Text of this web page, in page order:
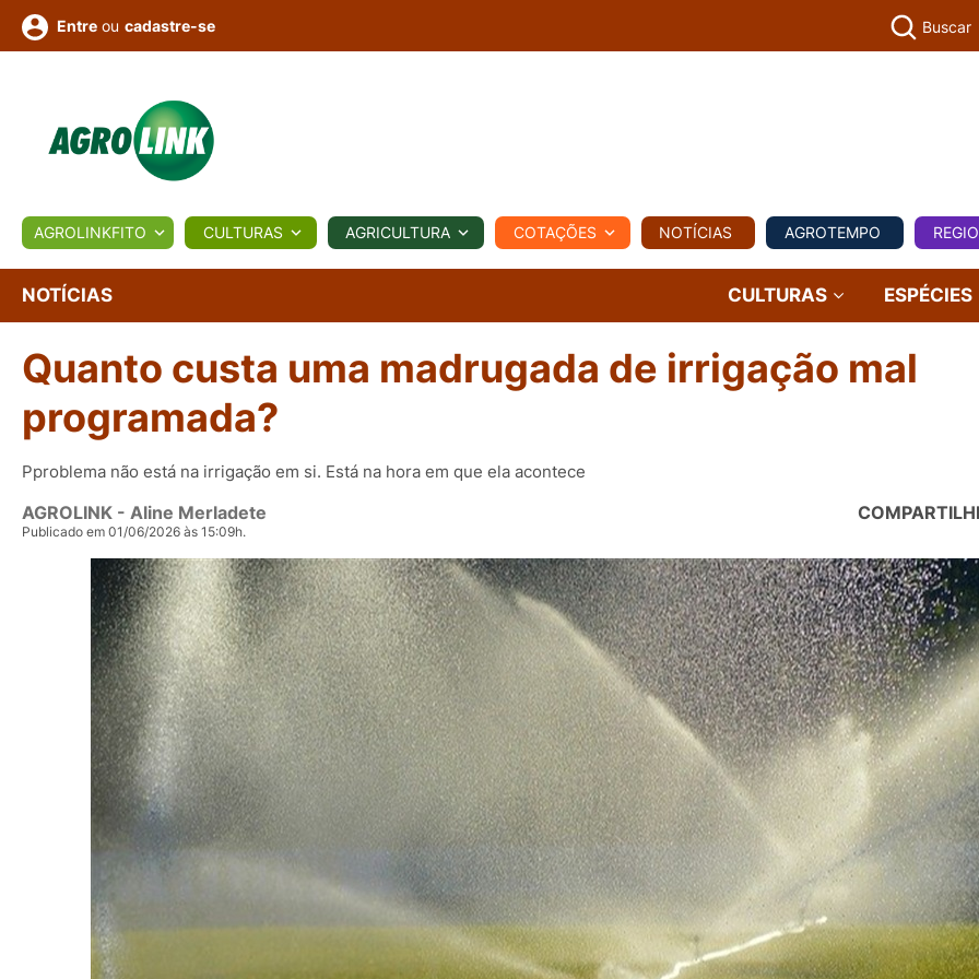
BIOLÓGICOS COTAÇÕES NOTÍCIAS AGROTEMPO REGIONAL COMERCIAL AGROVIAGENS
Conversor Colunistas Eventos
e
Vídeos
Entre ou cadastre-se Buscar
AGROLINKFITO CULTURAS AGRICULTURA COTAÇÕES NOTÍCIAS AGROTEMPO
NOTÍCIAS CULTURAS ESPÉCIES
Quanto custa uma madrugada de irrigação mal
programada?
Pproblema não está na irrigação em si. Está na hora em que ela acontece
AGROLINK - Aline Merladete
Publicado em 01/06/2026 às 15:09h.